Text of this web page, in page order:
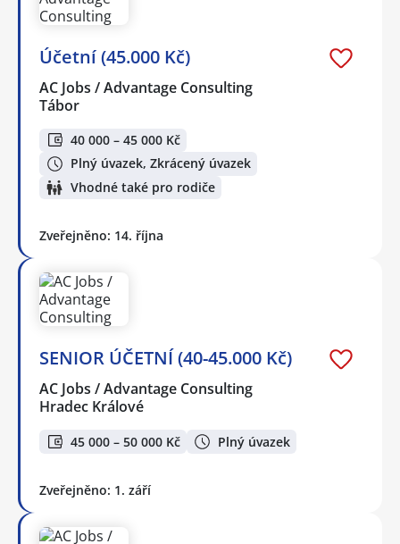
Účetní (45.000 Kč)
AC Jobs / Advantage Consulting
Tábor
40 000 – 45 000 Kč
Plný úvazek, Zkrácený úvazek
Vhodné také pro rodiče
Zveřejněno: 14. října
SENIOR ÚČETNÍ (40-45.000 Kč)
AC Jobs / Advantage Consulting
Hradec Králové
45 000 – 50 000 Kč Plný úvazek
Zveřejněno: 1. září